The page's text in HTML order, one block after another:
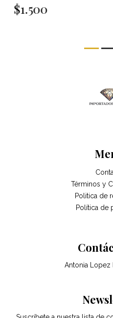
$1.500
Términos y
Politica de
Política de
Antonia Lopez